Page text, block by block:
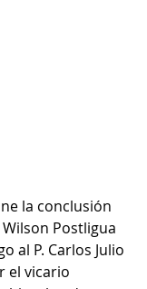
la conclusión
Postligua
al P. Carlos Julio
el vicario